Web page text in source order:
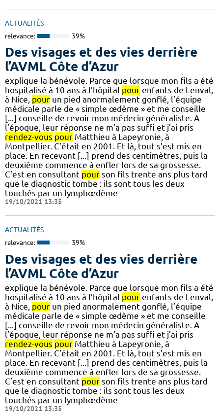
ACTUALITÉS
relevance: 39%
Des visages et des vies derrière
l’AVML Côte d’Azur
explique la bénévole. Parce que lorsque mon fils a été
hospitalisé à 10 ans à l’hôpital pour enfants de Lenval,
à Nice, pour un pied anormalement gonflé, l’équipe
médicale parle de « simple œdème » et me conseille
[...] conseille de revoir mon médecin généraliste. A
l’époque, leur réponse ne m’a pas suffi et j’ai pris
rendez-vous pour Matthieu à Lapeyronie, à
Montpellier. C’était en 2001. Et là, tout s’est mis en
place. En recevant [...] prend des centimètres, puis la
deuxième commence à enfler lors de sa grossesse.
C’est en consultant pour son fils trente ans plus tard
que le diagnostic tombe : ils sont tous les deux
touchés par un lymphœdème
19/10/2021 13:35
ACTUALITÉS
relevance: 39%
Des visages et des vies derrière
l’AVML Côte d’Azur
explique la bénévole. Parce que lorsque mon fils a été
hospitalisé à 10 ans à l’hôpital pour enfants de Lenval,
à Nice, pour un pied anormalement gonflé, l’équipe
médicale parle de « simple œdème » et me conseille
[...] conseille de revoir mon médecin généraliste. A
l’époque, leur réponse ne m’a pas suffi et j’ai pris
rendez-vous pour Matthieu à Lapeyronie, à
Montpellier. C’était en 2001. Et là, tout s’est mis en
place. En recevant [...] prend des centimètres, puis la
deuxième commence à enfler lors de sa grossesse.
C’est en consultant pour son fils trente ans plus tard
que le diagnostic tombe : ils sont tous les deux
touchés par un lymphœdème
19/10/2021 13:35